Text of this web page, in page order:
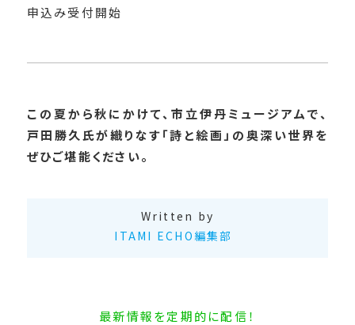
申込み受付開始
この夏から秋にかけて、市立伊丹ミュージアムで、
戸田勝久氏が織りなす「詩と絵画」の奥深い世界を
ぜひご堪能ください。
Written by
ITAMI ECHO編集部
最新情報を定期的に配信！